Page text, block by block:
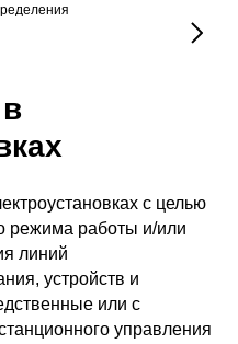
с целью
режима работы и/или
линий
устройств и
или с
управления